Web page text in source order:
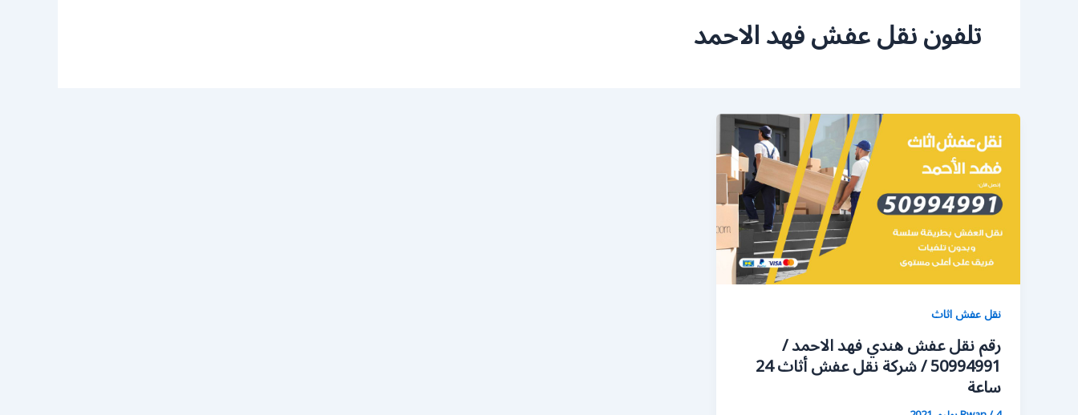
تلفون نقل عفش فهد الاحمد
نقل عفش اثاث
رقم نقل عفش هندي فهد الاحمد /
50994991 / شركة نقل عفش أثاث 24
ساعة